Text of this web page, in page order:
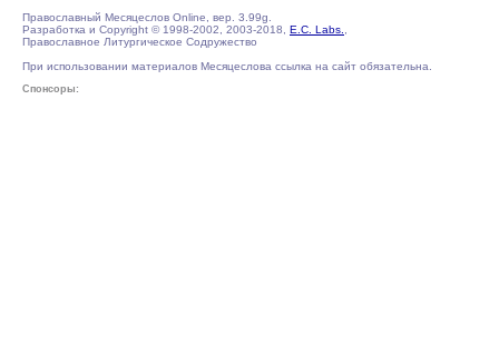
Православный Месяцеслов Online, вер. 3.99g.
Разработка и Copyright © 1998-2002, 2003-2018, E.C. Labs.
Православное Литургическое Содружество
При использовании материалов Месяцеслова ссылка на сайт обязательна.
Спонсоры: